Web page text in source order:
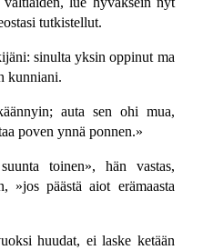
tutkistellut.
sinulta yksin oppinut ma
kunniani.
auta sen ohi mua,
poven ynnä ponnen.»
toinen», hän vastas,
»jos päästä aiot erämaasta
huudat, ei laske ketään